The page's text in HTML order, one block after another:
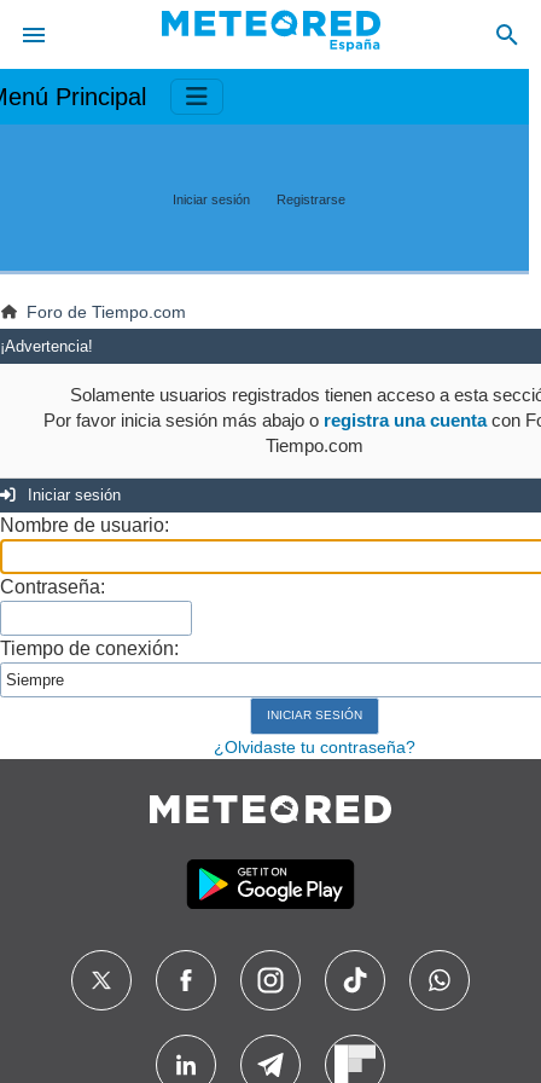
Principal
Iniciar sesión Registrarse
Foro de Tiempo.com
¡Advertencia!
Solamente usuarios registrados tienen acceso a esta
Por favor inicia sesión más abajo o registra una cuentacon
Tiempo.com
Iniciar sesión
Nombre de usuario:
Contraseña:
Tiempo de conexión:
¿Olvidaste tu contraseña?